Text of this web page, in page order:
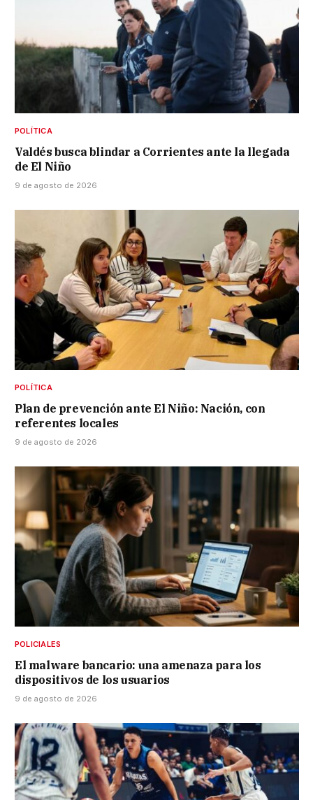
POLÍTICA
Valdés busca blindar a Corrientes ante la llegada
de El Niño
9 de agosto de 2026
POLÍTICA
Plan de prevención ante El Niño: Nación, con
referentes locales
9 de agosto de 2026
POLICIALES
El malware bancario: una amenaza para los
dispositivos de los usuarios
9 de agosto de 2026